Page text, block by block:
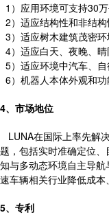
1）应用环境可支持30万
2）适应结构性和非结构
3）适应树木建筑茂密环
4）适应白天、夜晚、晴
5）适应环境中汽车、自
6）机器人本体外观和功
4、市场地位
LUNA在国际上率先解
题，包括实时准确定位
知与多动态环境自主导
速车辆相关行业降低成本
5、专利